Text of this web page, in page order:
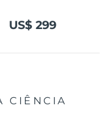
US$ 299
CIÊNCIA